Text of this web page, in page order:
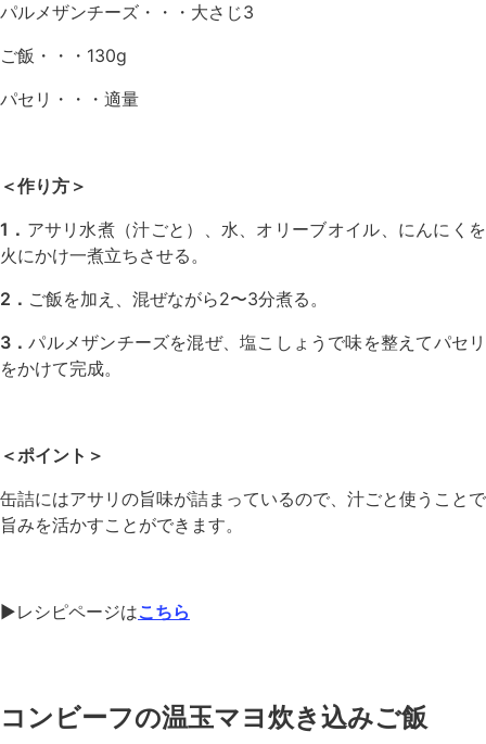
パルメザンチーズ・・・大さじ3
ご飯・・・130g
パセリ・・・適量
＜作り方＞
1． アサリ水煮（汁ごと）、水、オリーブオイル、にんにくを
火にかけ一煮立ちさせる。
2． ご飯を加え、混ぜながら2〜3分煮る。
3．パルメザンチーズを混ぜ、塩こしょうで味を整えてパセリ
をかけて完成。
＜ポイント＞
缶詰にはアサリの旨味が詰まっているので、汁ごと使うことで
旨みを活かすことができます。
▶︎レシピページはこちら
コンビーフの温玉マヨ炊き込みご飯